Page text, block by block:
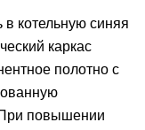
котельную синяя
каркас
полотно с
повышении